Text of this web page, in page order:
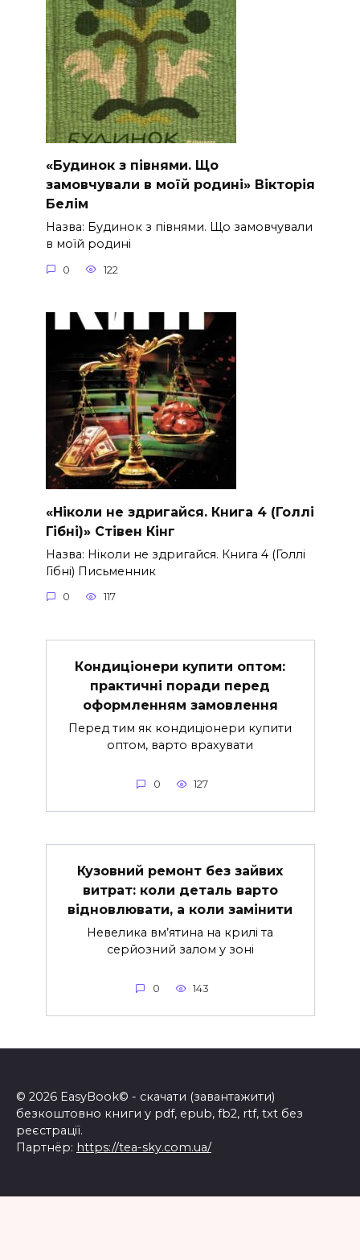
«Будинок з півнями. Що
замовчували в моїй родині» Вікторія
Белім
Назва: Будинок з півнями. Що замовчували
в моїй родині
0 122
«Ніколи не здригайся. Книга 4 (Голлі
Гібні)» Стівен Кінг
Назва: Ніколи не здригайся. Книга 4 (Голлі
Гібні) Письменник
0 117
Кондиціонери купити оптом:
практичні поради перед
оформленням замовлення
Перед тим як кондиціонери купити
оптом, варто врахувати
0 127
Кузовний ремонт без зайвих
витрат: коли деталь варто
відновлювати, а коли замінити
Невелика вм’ятина на крилі та
серйозний залом у зоні
0 143
© 2026 EasyBook© - скачати (завантажити)
безкоштовно книги у pdf, epub, fb2, rtf, txt без
реєстрації.
Партнёр: https://tea-sky.com.ua/